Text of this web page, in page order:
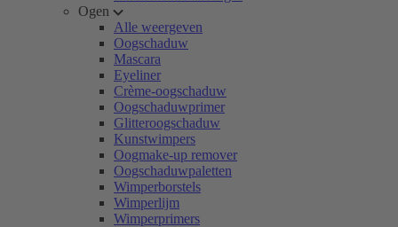
Ogen
Alle weergeven
Oogschaduw
Mascara
Eyeliner
Crème-oogschaduw
Oogschaduwprimer
Glitteroogschaduw
Kunstwimpers
Oogmake-up remover
Oogschaduwpaletten
Wimperborstels
Wimperlijm
Wimperprimers